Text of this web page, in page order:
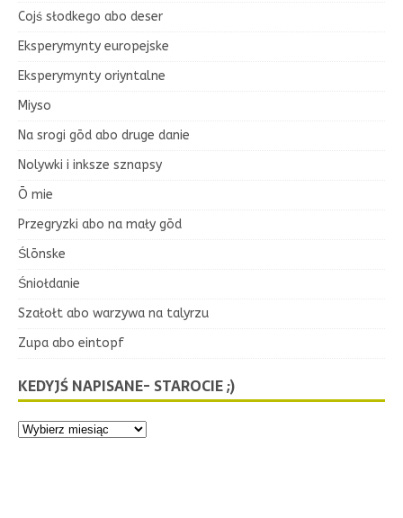
Cojś słodkego abo deser
Eksperymynty europejske
Eksperymynty oriyntalne
Miyso
Na srogi gōd abo druge danie
Nolywki i inksze sznapsy
Ō mie
Przegryzki abo na mały gōd
Ślōnske
Śniołdanie
Szałołt abo warzywa na talyrzu
Zupa abo eintopf
KEDYJŚ NAPISANE- STAROCIE ;)